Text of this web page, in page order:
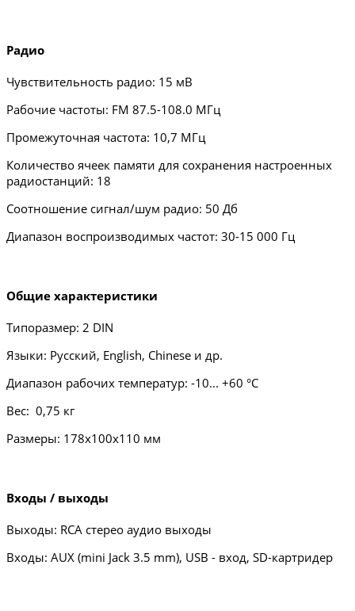
Радио
Чувствительность радио: 15 мВ
Рабочие частоты: FM 87.5-108.0 МГц
Промежуточная частота: 10,7 МГц
Количество ячеек памяти для сохранения настроенных
радиостанций: 18
Соотношение сигнал/шум радио: 50 Дб
Диапазон воспроизводимых частот: 30-15 000 Гц
Общие характеристики
Типоразмер: 2 DIN
Языки: Русский, English, Chinese и др.
Диапазон рабочих температур: -10... +60 °С
Вес: 0,75 кг
Размеры: 178х100х110 мм
Входы / выходы
Выходы: RCA стерео аудио выходы
Входы: AUX (mini Jack 3.5 mm), USB - вход, SD-картридер